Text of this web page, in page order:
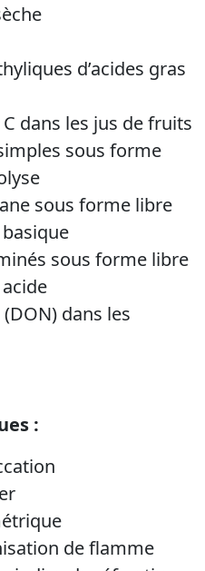
d’acides gras
dans les jus de fruits
sous forme
sous forme libre
sous forme libre
dans les
:
de flamme